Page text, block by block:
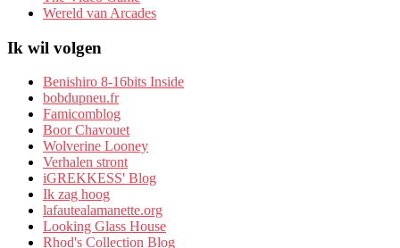
Wereld van Arcades
Ik wil volgen
Benishiro 8-16bits Inside
bobdupneu.fr
Famicomblog
Boor Chavouet
Wolverine Looney
Verhalen stront
iGREKKESS' Blog
Ik zag hoog
lafautealamanette.org
Looking Glass House
Rhod's Collection Blog